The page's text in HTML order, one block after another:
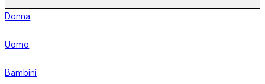
Donna
Uomo
Bambini